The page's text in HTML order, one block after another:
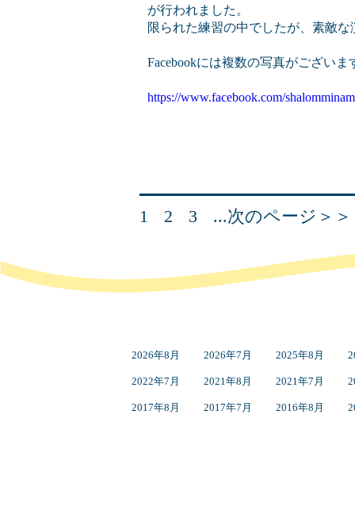
が行われました。
限られた練習の中でしたが、素敵な
Facebookには複数の写真がござい
https://www.facebook.com/
1 2 3 ...次のページ＞＞
2026年8月 2026年7月 2025年8月
2022年7月 2021年8月 2021年7月
2017年8月 2017年7月 2016年8月